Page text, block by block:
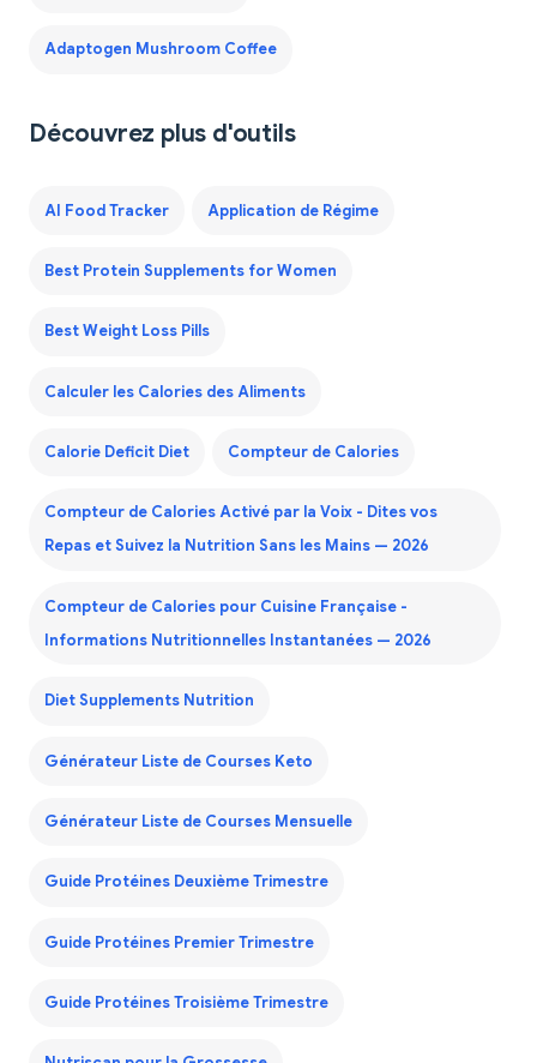
Adaptogen Mushroom Coffee
Découvrez plus d'outils
AI Food Tracker Application de Régime
Best Protein Supplements for Women
Best Weight Loss Pills
Calculer les Calories des Aliments
Calorie Deficit Diet Compteur de Calories
Compteur de Calories Activé par la Voix - Dites vos
Repas et Suivez la Nutrition Sans les Mains — 2026
Compteur de Calories pour Cuisine Française -
Informations Nutritionnelles Instantanées — 2026
Diet Supplements Nutrition
Générateur Liste de Courses Keto
Générateur Liste de Courses Mensuelle
Guide Protéines Deuxième Trimestre
Guide Protéines Premier Trimestre
Guide Protéines Troisième Trimestre